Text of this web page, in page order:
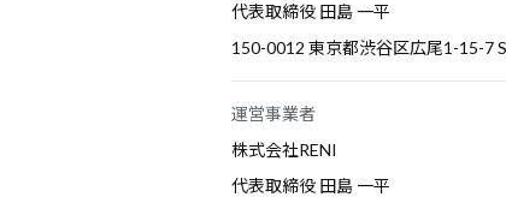
代表取締役 田島 一平
150-0012 東京都渋谷区広尾1-15-7
運営事業者
株式会社RENI
代表取締役 田島 一平